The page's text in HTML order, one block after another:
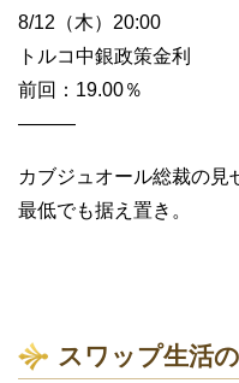
8/12（木）20:00
トルコ中銀政策金利
前回：19.00％
———
カブジュオール総裁の見
最低でも据え置き。
スワップ生活